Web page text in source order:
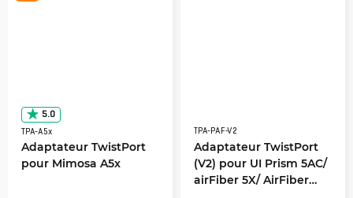
5.0
TPA-A5x
Adaptateur TwistPort
pour Mimosa A5x
TPA-PAF-V2
Adaptateur TwistPort
(V2) pour UI Prism 5AC/
airFiber 5X/ AirFiber